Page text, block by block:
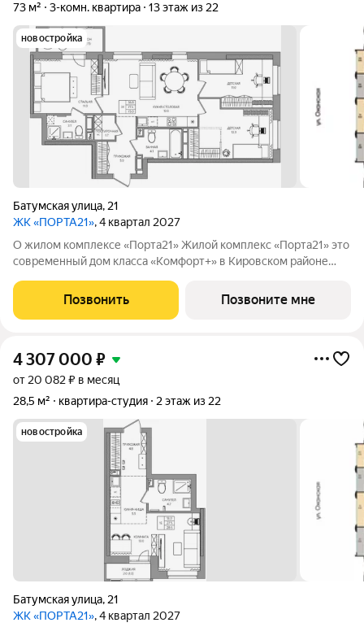
73 м²
3-комн. квартира 13 этаж из 22
новостройка
Батумская улица, 21
ЖК «ПОРТА21», 4 квартал 2027
О жилом комплексе «Порта21» Жилой комплекс «Порта21» это
современный дом класса «Комфорт+» в Кировском районе
баланс между городской жизнью и ощущением спокойствия.
Виды на Каму и близость
Позвонить Позвоните мне
4 307 000 ₽
от 20 082 ₽ в месяц
28,5 м²
квартира-студия 2 этаж из 22
новостройка
Батумская улица, 21
ЖК «ПОРТА21», 4 квартал 2027